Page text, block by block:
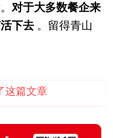
对于大多数餐企来
下去 。留得青山
这篇文章